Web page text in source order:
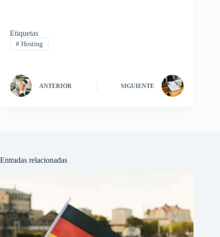
Etiquetas
#Hosting
ANTERIOR SIGUIENTE
Entradas relacionadas